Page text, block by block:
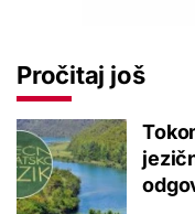
Pročitaj još